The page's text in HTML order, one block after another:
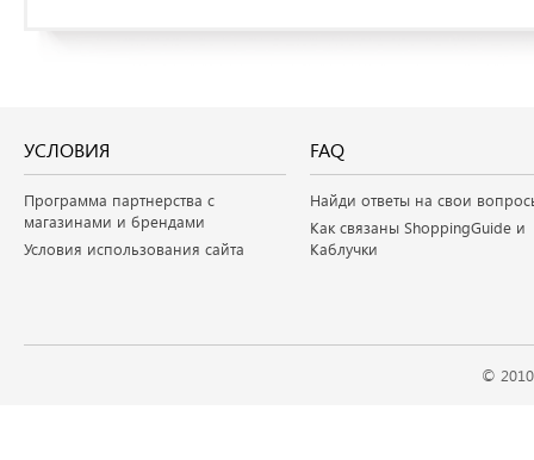
УСЛОВИЯ
Программа партнерства с
магазинами и брендами
Условия использования сайта
FAQ
Найди ответы на свои
Как связаны ShoppingGuide и
Каблучки
©